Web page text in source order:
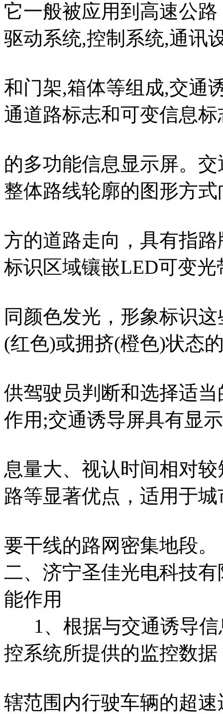
它一般被应用到高速公
驱动系统,控制系统,通讯
和门架,箱体等组成,交通
通道路标志和可变信息
的多功能信息显示屏。
整体路线轮廓的图形方
方的道路走向，具有指
标识区域镶嵌LED可变
同颜色发光，形象标识
(红色)或拥挤(橙色)状态
供驾驶员判断和选择适
作用;交通诱导屏具有显
息量大、视认时间相对
路等显著优点，适用于
要干线的路网密集地段。
二、济宁圣佳光电科技
能作用
1、根据与交通诱导信
控系统所提供的监控数
辖范围内行驶车辆的超